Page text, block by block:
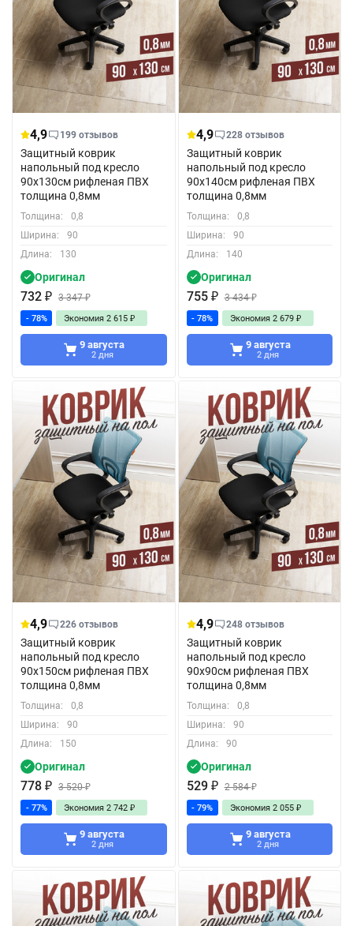
4,9 199 отзывов
Защитный коврик
напольный под кресло
90x130см рифленая ПВХ
толщина 0,8мм
Толщина:
0,8
Ширина:
90
Длина:
130
Оригинал
732 ₽ 3 347₽
- 78% Экономия 2 615 ₽
9 августа
2 дня
4,9 228 отзывов
Защитный коврик
напольный под кресло
90x140см рифленая ПВХ
толщина 0,8мм
Толщина:
0,8
Ширина:
90
Длина:
140
Оригинал
755 ₽ 3 434₽
- 78% Экономия 2 679 ₽
9 августа
2 дня
4,9 226 отзывов
Защитный коврик
напольный под кресло
90x150см рифленая ПВХ
толщина 0,8мм
Толщина:
0,8
Ширина:
90
Длина:
150
Оригинал
778 ₽ 3 520₽
- 77% Экономия 2 742 ₽
9 августа
2 дня
4,9 248 отзывов
Защитный коврик
напольный под кресло
90x90см рифленая ПВХ
толщина 0,8мм
Толщина:
0,8
Ширина:
90
Длина:
90
Оригинал
529 ₽ 2 584₽
- 79% Экономия 2 055 ₽
9 августа
2 дня